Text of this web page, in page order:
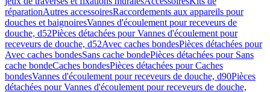
réparationAutres accessoiresRaccordements aux appareils pour
douches et baignoiresVannes d'écoulement pour receveurs de
douche, d52Pièces détachées pour Vannes d'écoulement pour
receveurs de douche, d52Avec caches bondesPièces détachées pour
Avec caches bondesSans cache bondePièces détachées pour Sans
cache bondeCaches bondesPièces détachées pour Caches
bondesVannes d'écoulement pour receveurs de douche, d90Pièces
détachées pour Vannes d'écoulement pour receveurs de douche,